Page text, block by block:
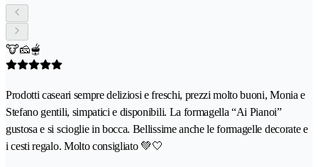
🐮🧀🫕
Prodotti caseari sempre deliziosi e freschi, prezzi molto buoni, Monia e
Stefano gentili, simpatici e disponibili. La formagella “Ai Pianoi”
gustosa e si scioglie in bocca. Bellissime anche le formagelle decorate e
i cesti regalo. Molto consigliato 💚🤍